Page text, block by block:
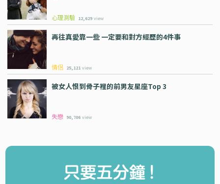
心理測驗 12,629 view
再往真愛靠一些 一定要和對方經歷的4件事
情侶 25,121 view
被女人恨到骨子裡的前男友星座Top 3
失戀 90,706 view